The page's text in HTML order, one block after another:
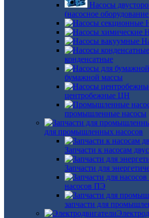
Насосы
(насосное
конденсатные
бумажной массы
центробежные ЦН
промышленные насосы
для промышленных насосов
Запчасти к насосам
Запчасти для
насосов ПЭ
запчасти для